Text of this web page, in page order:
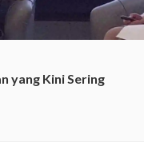
yang Kini Sering